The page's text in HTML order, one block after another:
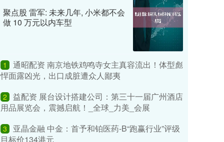
聚点股 雷军: 未来几年, 小米都不会
做 10 万元以内车型
1
通昭配资 南京地铁鸡鸣寺女主真容流出！体型彪
悍面露凶光，出口成脏遭众人鄙夷
2
益配资 展台设计搭建公司：第三十一届广州酒店
用品展览会，震撼启航！_全球_力美_会展
3
亚晶金融 中金：首予和铂医药-B“跑赢行业”评级
目标价134港元